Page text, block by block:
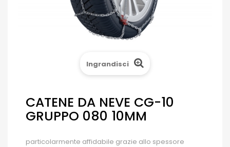
Ingrandisci
CATENE DA NEVE CG-10
GRUPPO 080 10MM
particolarmente affidabile grazie allo spessore